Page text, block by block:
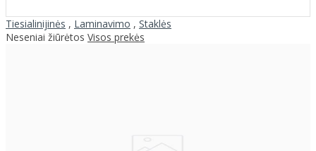
Tiesialinijinės , Laminavimo , Staklės
Neseniai žiūrėtos Visos prekės